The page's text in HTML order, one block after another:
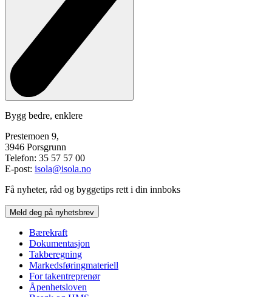
Bygg bedre, enklere
Prestemoen 9,
3946 Porsgrunn
Telefon: 35 57 57 00
E-post: isola@isola.no
Få nyheter, råd og byggetips rett i din innboks
Meld deg på nyhetsbrev
Bærekraft
Dokumentasjon
Takberegning
Markedsføringmateriell
For takentreprenør
Åpenhetsloven